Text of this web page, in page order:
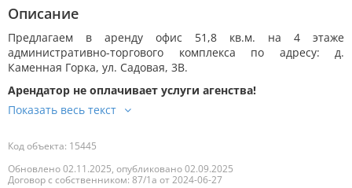
Описание
Предлагаем в аренду офис 51,8 кв.м. на 4 этаже
административно-торгового комплекса по адресу: д.
Каменная Горка, ул. Садовая, 3В.
Арендатор не оплачивает услуги агенства!
Код объекта: 15445
Обновлено 02.11.2025, опубликовано 02.09.2025
Договор с собственником: 87/1а от 2024-06-27